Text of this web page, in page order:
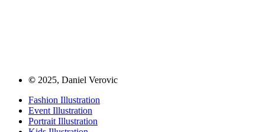
© 2025, Daniel Verovic
Fashion Illustration
Event Illustration
Portrait Illustration